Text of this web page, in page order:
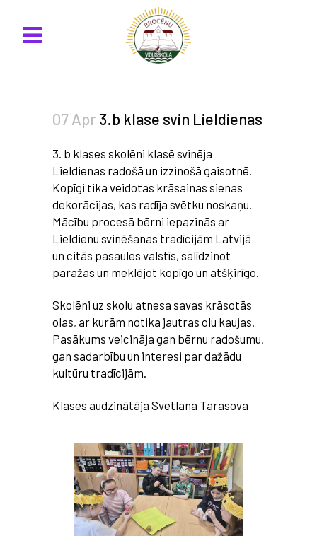
07 Apr 3.b klase svin Lieldienas
3. b klases skolēni klasē svinēja
Lieldienas radošā un izzinošā gaisotnē.
Kopīgi tika veidotas krāsainas sienas
dekorācijas, kas radīja svētku noskaņu.
Mācību procesā bērni iepazinās ar
Lieldienu svinēšanas tradīcijām Latvijā
un citās pasaules valstīs, salīdzinot
paražas un meklējot kopīgo un atšķirīgo.
Skolēni uz skolu atnesa savas krāsotās
olas, ar kurām notika jautras olu kaujas.
Pasākums veicināja gan bērnu radošumu,
gan sadarbību un interesi par dažādu
kultūru tradīcijām.
Klases audzinātāja Svetlana Tarasova